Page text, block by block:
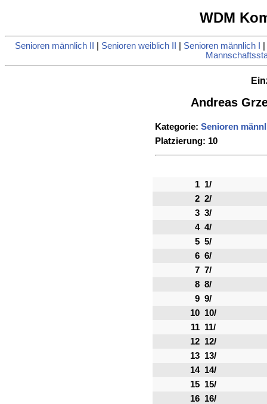
WDM
Senioren männlich II Senioren weiblich II Senioren männlich I
Andreas
Kategorie: Senioren
Platzierung: 10
1 1/
2 2/
3 3/
4 4/
5 5/
6 6/
7 7/
8 8/
9 9/
10 10/
11 11/
12 12/
13 13/
14 14/
15 15/
16 16/